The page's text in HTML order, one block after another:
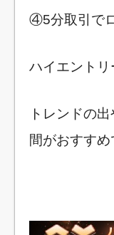
④5分取引で
ハイエント
トレンドの
間がおすすめ